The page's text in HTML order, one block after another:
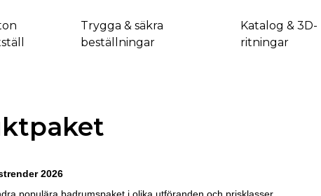
Trygga & säkra
beställningar
Katalog & 3D-
ritningar
2026